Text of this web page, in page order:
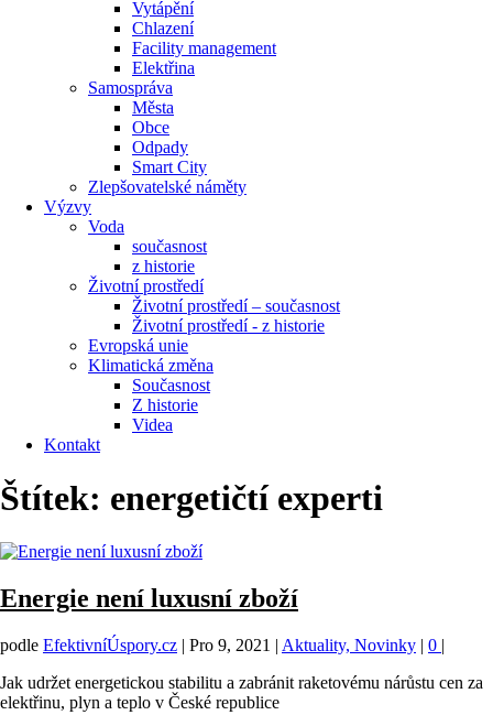
Vytápění
Chlazení
Facility management
Elektřina
Samospráva
Města
Obce
Odpady
Smart City
Zlepšovatelské náměty
Výzvy
Voda
současnost
z historie
Životní prostředí
Životní prostředí – současnost
Životní prostředí ​- z historie
Evropská unie
Klimatická změna
Současnost
Z historie
Videa
Kontakt
Štítek: energetičtí experti
Energie není luxusní zboží
podle EfektivníÚspory.cz | Pro 9, 2021 | Aktuality, Novinky | 0 |
Jak udržet energetickou stabilitu a zabránit raketovému nárůstu cen za
elektřinu, plyn a teplo v České republice